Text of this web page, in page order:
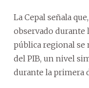
La Cepal señala
observado durante
pública regional se
del PIB, un nivel
durante la primera